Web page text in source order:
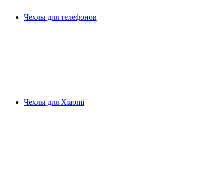
Чехлы для телефонов
Чехлы для Xiaomi